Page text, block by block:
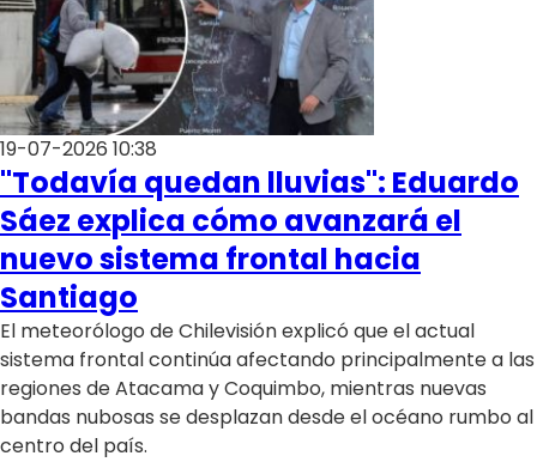
19-07-2026 10:38
"Todavía quedan lluvias": Eduardo
Sáez explica cómo avanzará el
nuevo sistema frontal hacia
Santiago
El meteorólogo de Chilevisión explicó que el actual
sistema frontal continúa afectando principalmente a las
regiones de Atacama y Coquimbo, mientras nuevas
bandas nubosas se desplazan desde el océano rumbo al
centro del país.